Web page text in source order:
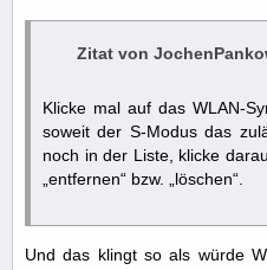
Zitat von
Klicke mal auf das WLAN-
soweit der S-Modus das
noch in der Liste, klicke
„entfernen“ bzw. „löschen“.
Und das klingt so als würde